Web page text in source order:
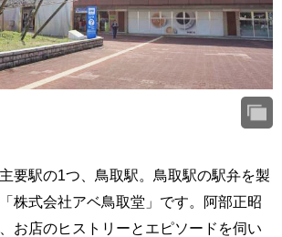
要駅の1つ、鳥取駅。鳥取駅の駅弁を製
株式会社アベ鳥取堂」です。阿部正昭
お店のヒストリーとエピソードを伺い